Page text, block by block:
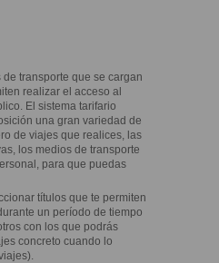
transporte que se cargan
realizar el acceso al
El sistema tarifario
una gran variedad de
de viajes que realices, las
los medios de transporte
para que puedas
títulos que te permiten
un período de tiempo
con los que podrás
concreto cuando lo